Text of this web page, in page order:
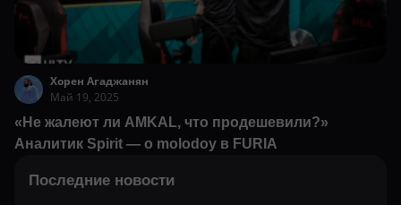
Хорен Агаджанян
Май 19, 2025
«Не жалеют ли AMKAL, что продешевили?»
Аналитик Spirit — о molodoy в FURIA
Последние новости